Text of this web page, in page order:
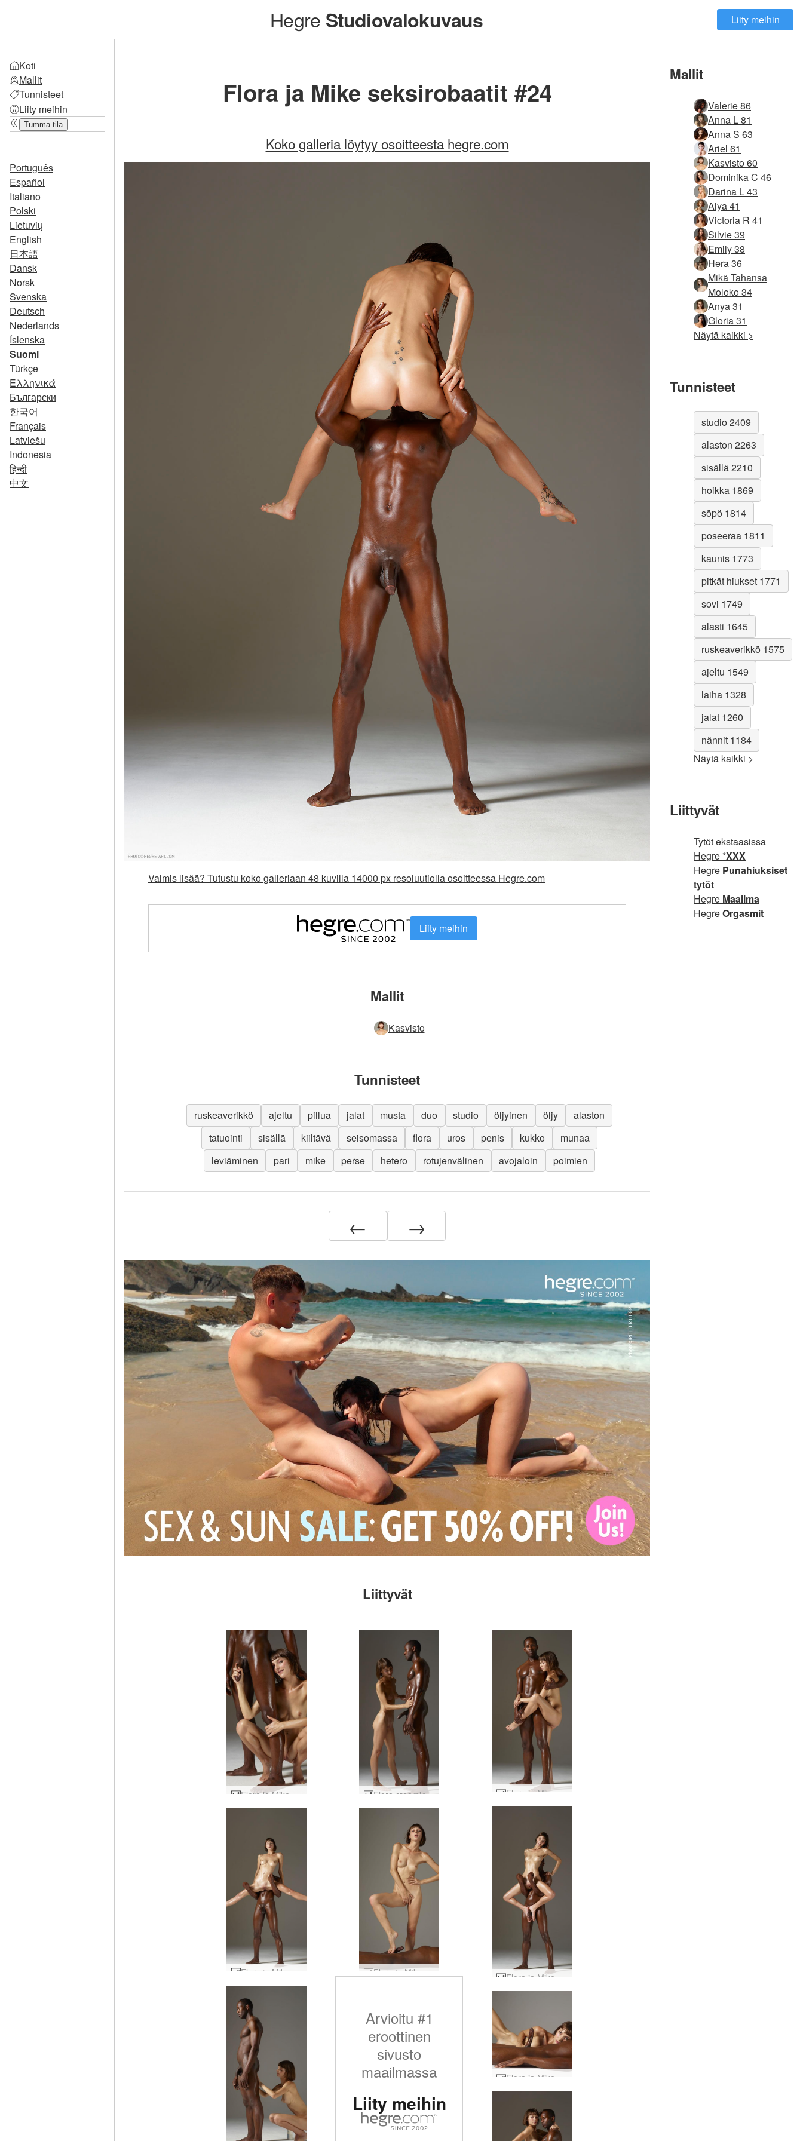
Hegre Studiovalokuvaus Liity meihin
Koti
Mallit
Tunnisteet
Liity meihin
Tumma tila
Português
Español
Italiano
Polski
Lietuvių
English
日本語
Dansk
Norsk
Svenska
Deutsch
Nederlands
Íslenska
Suomi
Türkçe
Ελληνικά
Български
한국어
Français
Latviešu
Indonesia
हिन्दी
中文
Flora ja Mike seksirobaatit #24
Koko galleria löytyy osoitteesta hegre.com
Valmis lisää? Tutustu koko galleriaan 48 kuvilla 14000 px resoluutiolla osoitteessa Hegre.com
Liity meihin
Mallit
Kasvisto
Tunnisteet
ruskeaverikkö ajeltu pillua jalat musta duo studio öljyinen öljy
alaston
tatuointi
sisällä kiiltävä seisomassa flora uros penis kukko
munaa
leviäminen
pari mike perse hetero rotujenvälinen avojaloin poimien
← →
Liittyvät
Flora creaming Mike osa1 #38 Flora ja Mike tukeva ote #37
Flora ja Mike suullinen ylivalta #38
Arvioitu #1
eroottinen
sivusto
maailmassa
Liity meihin
Mallit
Valerie 86
Anna L 81
Anna S 63
Ariel 61
Kasvisto 60
Dominika C 46
Darina L 43
Alya 41
Victoria R 41
Silvie 39
Emily 38
Hera 36
Mikä Tahansa
Moloko 34
Anya 31
Gloria 31
Näytä kaikki >
Tunnisteet
studio 2409
alaston 2263
sisällä 2210
hoikka 1869
söpö 1814
poseeraa 1811
kaunis 1773
pitkät hiukset 1771
sovi 1749
alasti 1645
ruskeaverikkö 1575
ajeltu 1549
laiha 1328
jalat 1260
nännit 1184
Näytä kaikki >
Liittyvät
Tytöt ekstaasissa
Hegre *XXX
Hegre Punahiuksiset
tytöt
Hegre Maailma
HegreOrgasmit